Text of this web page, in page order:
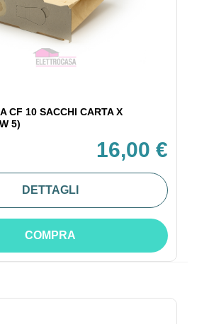
CF 10 SACCHI CARTA X
5)
16,00 €
DETTAGLI
COMPRA